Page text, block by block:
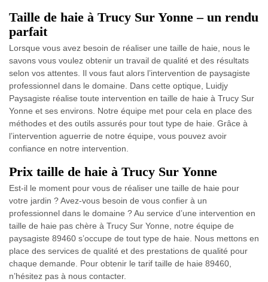
Taille de haie à Trucy Sur Yonne – un rendu
parfait
Lorsque vous avez besoin de réaliser une taille de haie, nous le
savons vous voulez obtenir un travail de qualité et des résultats
selon vos attentes. Il vous faut alors l’intervention de paysagiste
professionnel dans le domaine. Dans cette optique, Luidjy
Paysagiste réalise toute intervention en taille de haie à Trucy Sur
Yonne et ses environs. Notre équipe met pour cela en place des
méthodes et des outils assurés pour tout type de haie. Grâce à
l’intervention aguerrie de notre équipe, vous pouvez avoir
confiance en notre intervention.
Prix taille de haie à Trucy Sur Yonne
Est-il le moment pour vous de réaliser une taille de haie pour
votre jardin ? Avez-vous besoin de vous confier à un
professionnel dans le domaine ? Au service d’une intervention en
taille de haie pas chère à Trucy Sur Yonne, notre équipe de
paysagiste 89460 s’occupe de tout type de haie. Nous mettons en
place des services de qualité et des prestations de qualité pour
chaque demande. Pour obtenir le tarif taille de haie 89460,
n’hésitez pas à nous contacter.